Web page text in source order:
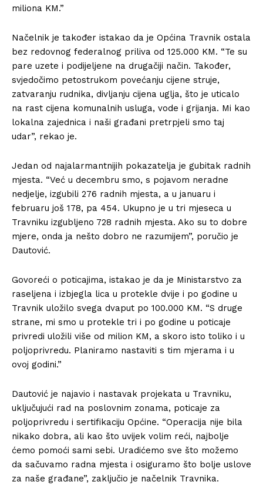
miliona KM.”
Načelnik je također istakao da je Općina Travnik ostala
bez redovnog federalnog priliva od 125.000 KM. “Te su
pare uzete i podijeljene na drugačiji način. Također,
svjedočimo petostrukom povećanju cijene struje,
zatvaranju rudnika, divljanju cijena uglja, što je uticalo
na rast cijena komunalnih usluga, vode i grijanja. Mi kao
lokalna zajednica i naši građani pretrpjeli smo taj
udar”, rekao je.
Jedan od najalarmantnijih pokazatelja je gubitak radnih
mjesta. “Već u decembru smo, s pojavom neradne
nedjelje, izgubili 276 radnih mjesta, a u januaru i
februaru još 178, pa 454. Ukupno je u tri mjeseca u
Travniku izgubljeno 728 radnih mjesta. Ako su to dobre
mjere, onda ja nešto dobro ne razumijem”, poručio je
Dautović.
Govoreći o poticajima, istakao je da je Ministarstvo za
raseljena i izbjegla lica u protekle dvije i po godine u
Travnik uložilo svega dvaput po 100.000 KM. “S druge
strane, mi smo u protekle tri i po godine u poticaje
privredi uložili više od milion KM, a skoro isto toliko i u
poljoprivredu. Planiramo nastaviti s tim mjerama i u
ovoj godini.”
Dautović je najavio i nastavak projekata u Travniku,
uključujući rad na poslovnim zonama, poticaje za
poljoprivredu i sertifikaciju Općine. “Operacija nije bila
nikako dobra, ali kao što uvijek volim reći, najbolje
ćemo pomoći sami sebi. Uradićemo sve što možemo
da sačuvamo radna mjesta i osiguramo što bolje uslove
za naše građane”, zaključio je načelnik Travnika.